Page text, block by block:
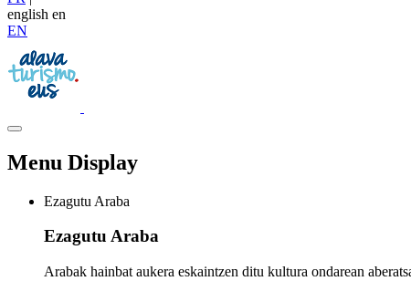
english en
EN
Menu Display
Ezagutu Araba
Ezagutu Araba
Arabak hainbat aukera eskaintzen ditu kultura ondarean